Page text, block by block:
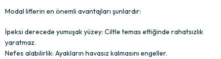
Modal liflerin en önemli avantajları şunlardır:
İpeksi derecede yumuşak yüzey: Ciltle temas ettiğinde rahatsızlık
yaratmaz.
Nefes alabilirlik: Ayakların havasız kalmasını engeller.